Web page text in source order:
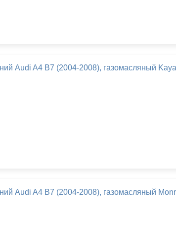
Audi A4 B7 (2004-2008), газомасляный
Audi A4 B7 (2004-2008), газомасляный